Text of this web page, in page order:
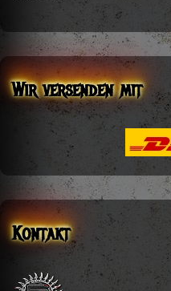
Wir versenden mit
Kontakt